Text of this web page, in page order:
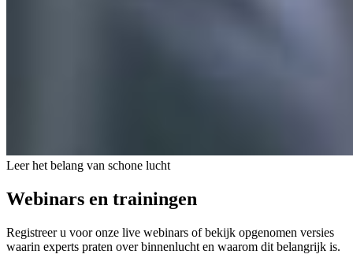
Leer het belang van schone lucht
Webinars en trainingen
Registreer u voor onze live webinars of bekijk opgenomen versies
waarin experts praten over binnenlucht en waarom dit belangrijk is.